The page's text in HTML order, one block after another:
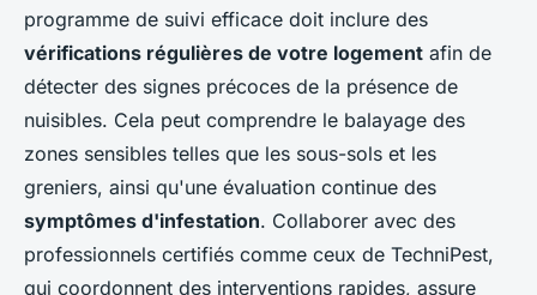
programme de suivi efficace doit inclure des
vérifications régulières de votre logement afin de
détecter des signes précoces de la présence de
nuisibles. Cela peut comprendre le balayage des
zones sensibles telles que les sous-sols et les
greniers, ainsi qu'une évaluation continue des
symptômes d'infestation. Collaborer avec des
professionnels certifiés comme ceux de TechniPest,
qui coordonnent des interventions rapides, assure